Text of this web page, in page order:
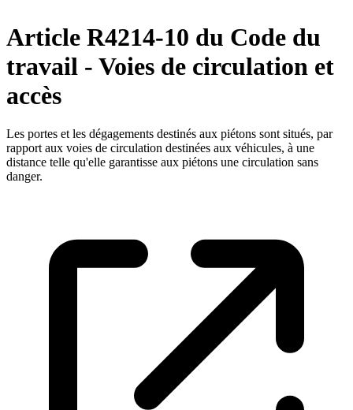
Article R4214-10 du Code du
travail - Voies de circulation et
accès
Les portes et les dégagements destinés aux piétons sont situés, par
rapport aux voies de circulation destinées aux véhicules, à une
distance telle qu'elle garantisse aux piétons une circulation sans
danger.